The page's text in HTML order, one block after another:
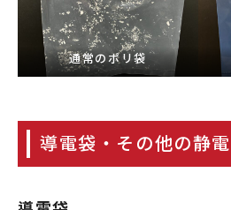
通常のポリ袋
導電袋・その他の静